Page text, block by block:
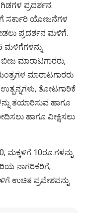
ಪ್ರದರ್ಶನ.
ಸರ್ಕಾರಿ ಯೋಜನೆಗಳ
ಪ್ರದರ್ಶನ ಮಳಿಗೆ.
ಮಳಿಗೆಗಳನ್ನು
ಮಾರಾಟಗಾರರು,
ಮಾರಾಟಗಾರರು
ತೋಟಗಾರಿಕೆ
ತಯಾರಿಸುವ ಹಾಗೂ
ಹಾಗೂ ವೀಕ್ಷಿಸಲು
ಮಕ್ಕಳಿಗೆ 10ರೂ.ಗಳನ್ನು
ನಾಗರಿಕರಿಗೆ,
ಉಚಿತ ಪ್ರವೇಶವನ್ನು